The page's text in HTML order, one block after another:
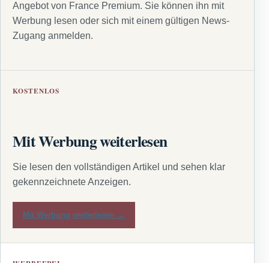
Angebot von France Premium. Sie können ihn mit
Werbung lesen oder sich mit einem gültigen News-
Zugang anmelden.
KOSTENLOS
Mit Werbung weiterlesen
Sie lesen den vollständigen Artikel und sehen klar
gekennzeichnete Anzeigen.
Mit Werbung weiterlesen →